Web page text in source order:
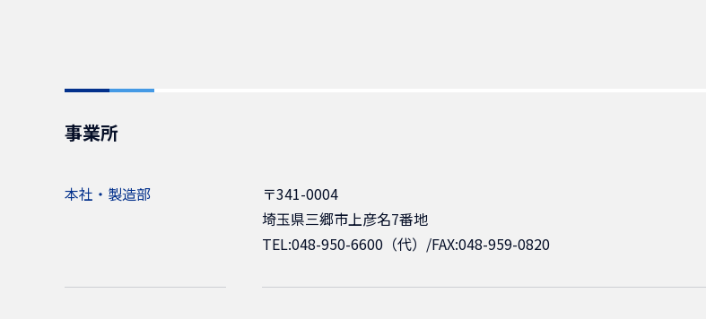
事業所
本社・製造部
〒341-0004
埼玉県三郷市上彦名7番地
TEL:048-950-6600（代）/FAX:048-959-0820